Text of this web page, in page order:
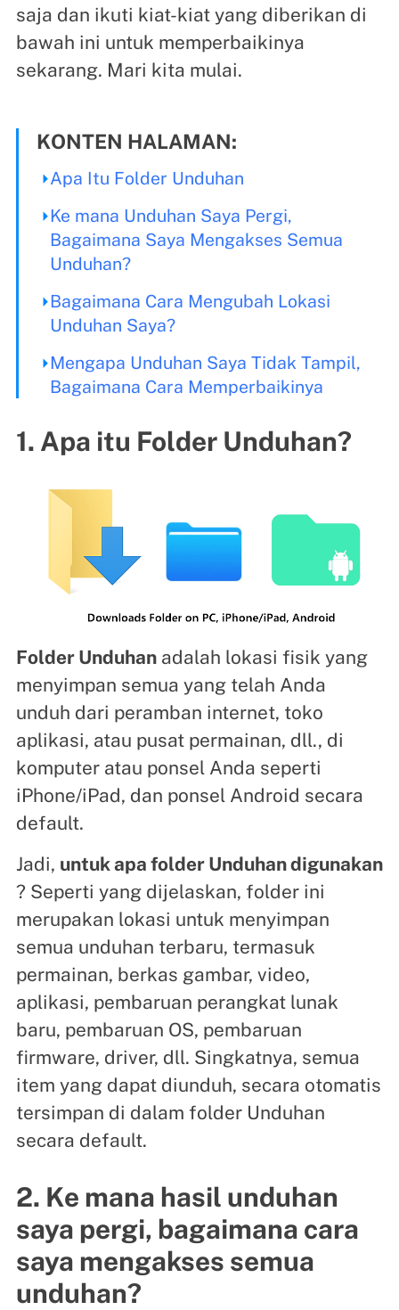
saja dan ikuti kiat-kiat yang diberikan di
bawah ini untuk memperbaikinya
sekarang. Mari kita mulai.
KONTEN HALAMAN:
Apa Itu Folder Unduhan
Ke mana Unduhan Saya Pergi,
Bagaimana Saya Mengakses Semua
Unduhan?
Bagaimana Cara Mengubah Lokasi
Unduhan Saya?
Mengapa Unduhan Saya Tidak Tampil,
Bagaimana Cara Memperbaikinya
1. Apa itu Folder Unduhan?
Folder Unduhanadalah lokasi fisik yang
menyimpan semua yang telah Anda
unduh dari peramban internet, toko
aplikasi, atau pusat permainan, dll., di
komputer atau ponsel Anda seperti
iPhone/iPad, dan ponsel Android secara
default.
Jadi, untuk apa folder Unduhan digunakan
? Seperti yang dijelaskan, folder ini
merupakan lokasi untuk menyimpan
semua unduhan terbaru, termasuk
permainan, berkas gambar, video,
aplikasi, pembaruan perangkat lunak
baru, pembaruan OS, pembaruan
firmware, driver, dll. Singkatnya, semua
item yang dapat diunduh, secara otomatis
tersimpan di dalam folder Unduhan
secara default.
2. Ke mana hasil unduhan
saya pergi, bagaimana cara
saya mengakses semua
unduhan?